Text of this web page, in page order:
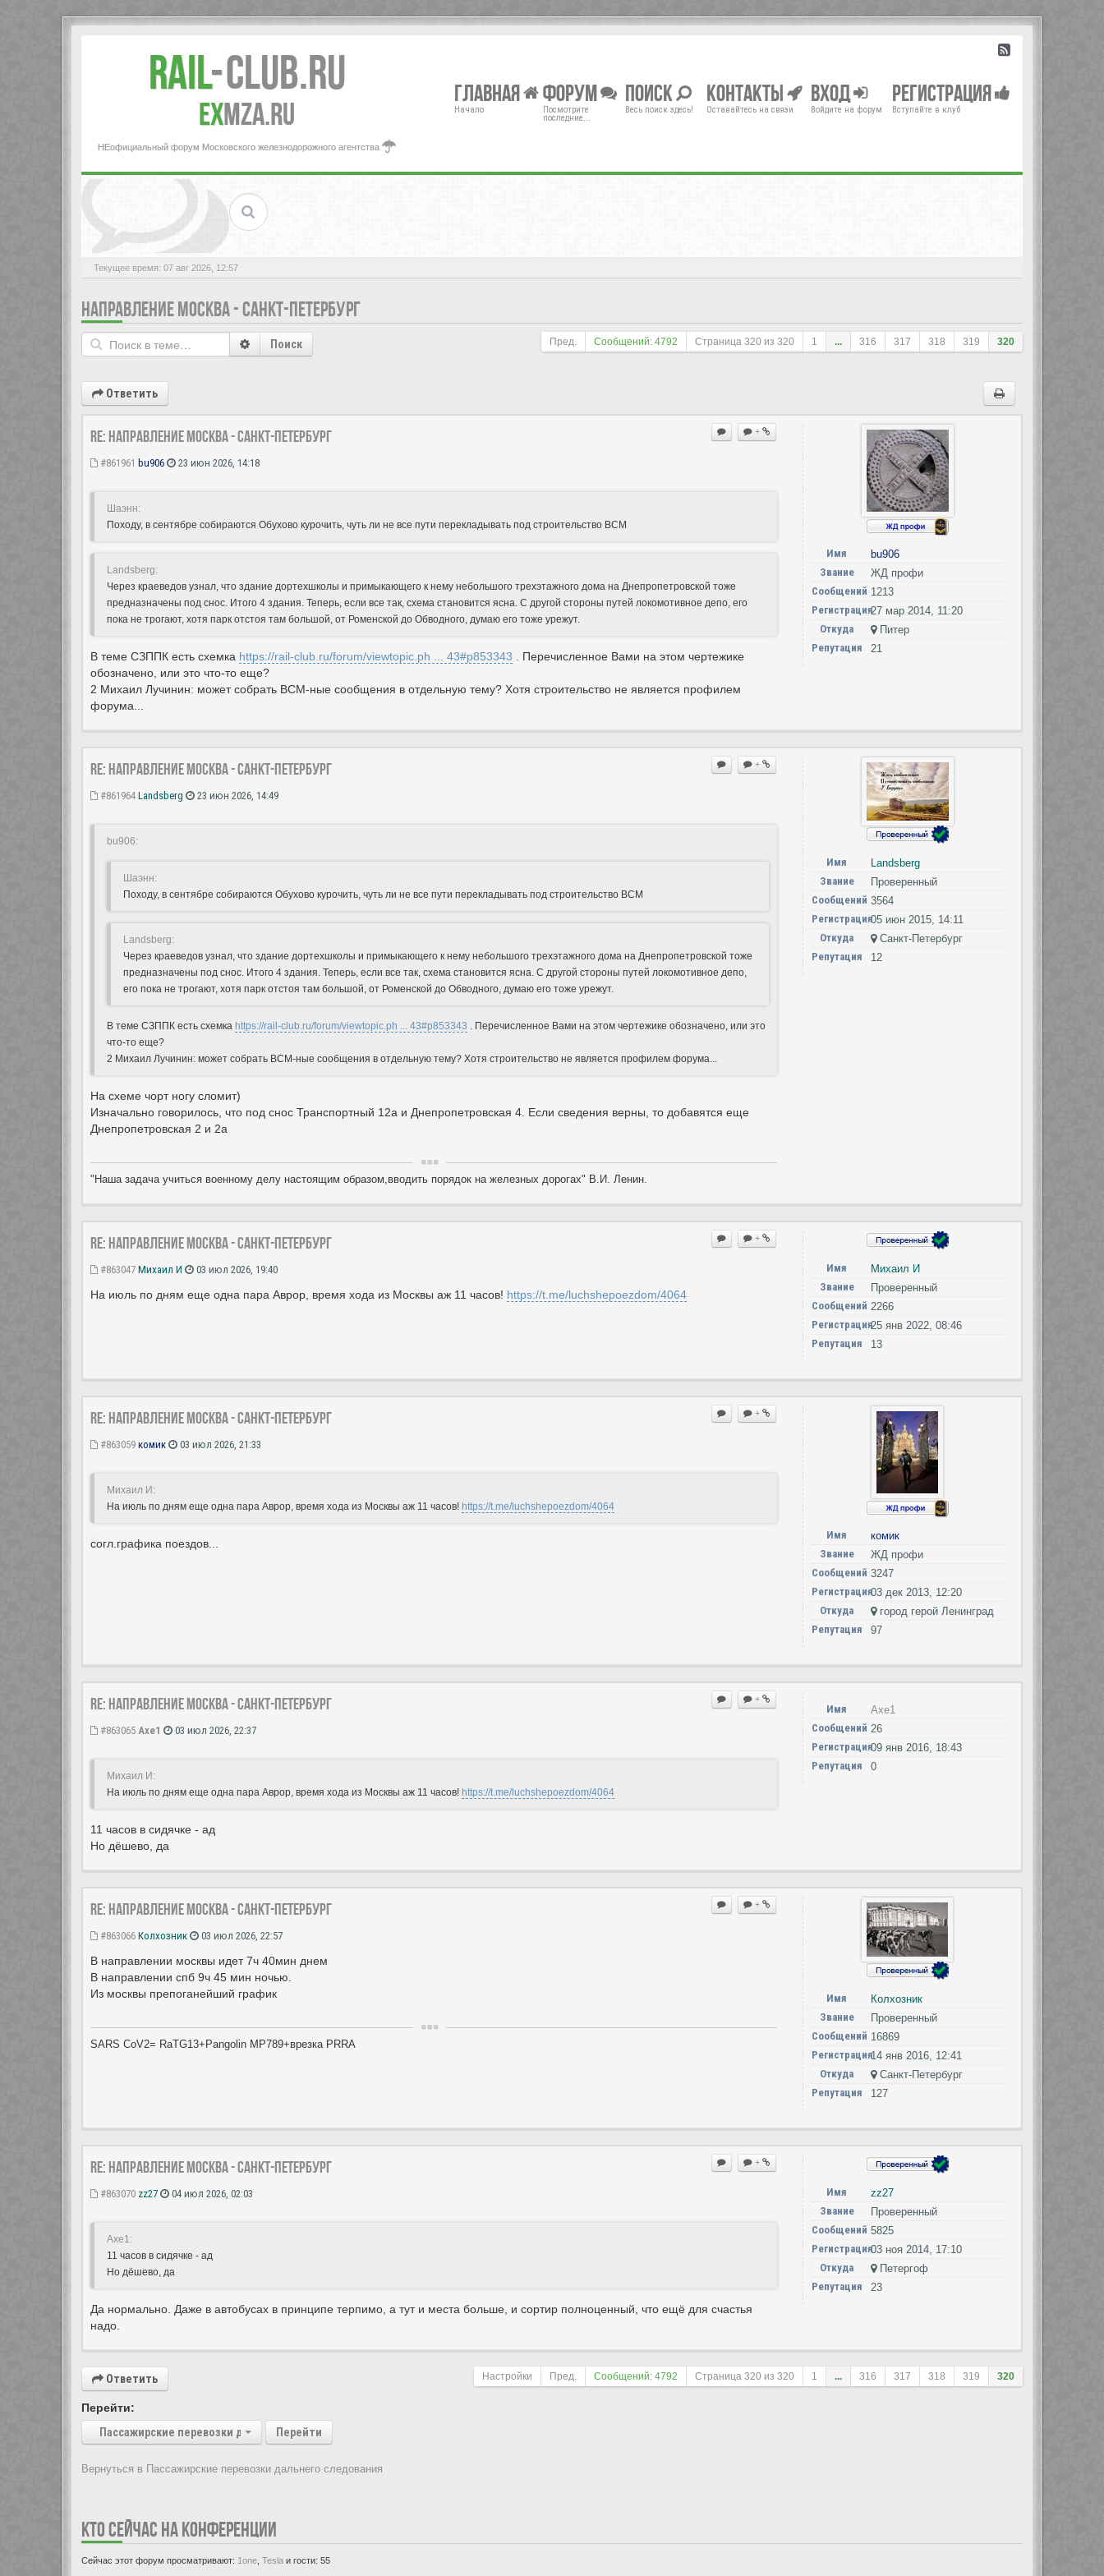
Rail-Club.RU
exMZA.RU
НЕофициальный форум Московского железнодорожного агентства
Главная
Начало
Форум
Посмотрите
последние...
Поиск
Весь поиск здесь!
Контакты
Оставайтесь на связи
Вход
Войдите на форум
Регистрация
Вступайте в клуб
Текущее время: 07 авг 2026, 12:57
НАПРАВЛЕНИЕ МОСКВА - САНКТ-ПЕТЕРБУРГ
Пред. Сообщений: 4792 Страница 320 из 320 1 ... 316 317 318 319 320
Поиск
Ответить
+
Re: Направление Москва - Санкт-Петербург
#861961 bu906 23 июн 2026, 14:18
Шаэнн:
Походу, в сентябре собираются Обухово курочить, чуть ли не все пути перекладывать под строительство ВСМ
Landsberg:
Через краеведов узнал, что здание дортехшколы и примыкающего к нему небольшого трехэтажного дома на Днепропетровской тоже
предназначены под снос. Итого 4 здания. Теперь, если все так, схема становится ясна. С другой стороны путей локомотивное депо, его
пока не трогают, хотя парк отстоя там большой, от Роменской до Обводного, думаю его тоже урежут.
В теме СЗППК есть схемка https://rail-club.ru/forum/viewtopic.ph ... 43#p853343 . Перечисленное Вами на этом чертежике
обозначено, или это что-то еще?
2 Михаил Лучинин: может собрать ВСМ-ные сообщения в отдельную тему? Хотя строительство не является профилем
форума...
Имя
bu906
Звание
ЖД профи
Сообщений 1213
Регистрация27 мар 2014, 11:20
Откуда
Питер
Репутация
21
+
Re: Направление Москва - Санкт-Петербург
#861964 Landsberg 23 июн 2026, 14:49
bu906:
Шаэнн:
Походу, в сентябре собираются Обухово курочить, чуть ли не все пути перекладывать под строительство ВСМ
Landsberg:
Через краеведов узнал, что здание дортехшколы и примыкающего к нему небольшого трехэтажного дома на Днепропетровской тоже
предназначены под снос. Итого 4 здания. Теперь, если все так, схема становится ясна. С другой стороны путей локомотивное депо,
его пока не трогают, хотя парк отстоя там большой, от Роменской до Обводного, думаю его тоже урежут.
В теме СЗППК есть схемка https://rail-club.ru/forum/viewtopic.ph ... 43#p853343 . Перечисленное Вами на этом чертежике обозначено, или это
что-то еще?
2 Михаил Лучинин: может собрать ВСМ-ные сообщения в отдельную тему? Хотя строительство не является профилем форума...
На схеме чорт ногу сломит)
Изначально говорилось, что под снос Транспортный 12а и Днепропетровская 4. Если сведения верны, то добавятся еще
Днепропетровская 2 и 2а
"Наша задача учиться военному делу настоящим образом,вводить порядок на железных дорогах" В.И. Ленин.
Имя
Landsberg
Звание
Проверенный
Сообщений 3564
Регистрация05 июн 2015, 14:11
Откуда
Санкт-Петербург
Репутация
12
+
Re: Направление Москва - Санкт-Петербург
#863047 Михаил И 03 июл 2026, 19:40
На июль по дням еще одна пара Аврор, время хода из Москвы аж 11 часов! https://t.me/luchshepoezdom/4064
Имя
Михаил И
Звание
Проверенный
Сообщений 2266
Регистрация25 янв 2022, 08:46
Репутация
13
+
Re: Направление Москва - Санкт-Петербург
#863059 комик 03 июл 2026, 21:33
Михаил И:
На июль по дням еще одна пара Аврор, время хода из Москвы аж 11 часов! https://t.me/luchshepoezdom/4064
согл.графика поездов...
Имя
комик
Звание
ЖД профи
Сообщений 3247
Регистрация03 дек 2013, 12:20
Откуда
город герой Ленинград
Репутация
97
+
Re: Направление Москва - Санкт-Петербург
#863065 Axe1 03 июл 2026, 22:37
Михаил И:
На июль по дням еще одна пара Аврор, время хода из Москвы аж 11 часов! https://t.me/luchshepoezdom/4064
11 часов в сидячке - ад
Но дёшево, да
Имя
Axe1
Сообщений 26
Регистрация09 янв 2016, 18:43
Репутация
0
+
Re: Направление Москва - Санкт-Петербург
#863066 Колхозник 03 июл 2026, 22:57
В направлении москвы идет 7ч 40мин днем
В направлении спб 9ч 45 мин ночью.
Из москвы препоганейший график
SARS CoV2= RaTG13+Pangolin MP789+врезка PRRA
Имя
Колхозник
Звание
Проверенный
Сообщений 16869
Регистрация14 янв 2016, 12:41
Откуда
Cанкт-Петербург
Репутация
127
+
Re: Направление Москва - Санкт-Петербург
#863070 zz27 04 июл 2026, 02:03
Axe1:
11 часов в сидячке - ад
Но дёшево, да
Да нормально. Даже в автобусах в принципе терпимо, а тут и места больше, и сортир полноценный, что ещё для счастья
надо.
Имя
zz27
Звание
Проверенный
Сообщений 5825
Регистрация03 ноя 2014, 17:10
Откуда
Петергоф
Репутация
23
Ответить Настройки Пред. Сообщений: 4792 Страница 320 из 320 1 ... 316 317 318 319 320
Перейти:
Пассажирские перевозки дальнего следования
Перейти
Вернуться в Пассажирские перевозки дальнего следования
КТО СЕЙЧАС НА КОНФЕРЕНЦИИ
Сейчас этот форум просматривают: 1one Tesla и гости: 55